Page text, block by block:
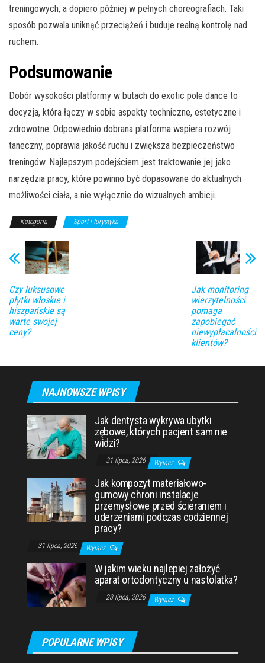
treningowych, a dopiero później w pełnych choreografiach. Taki
sposób pozwala uniknąć przeciążeń i buduje realną kontrolę nad
ruchem.
Podsumowanie
Dobór wysokości platformy w butach do exotic pole dance to
decyzja, która łączy w sobie aspekty techniczne, estetyczne i
zdrowotne. Odpowiednio dobrana platforma wspiera rozwój
taneczny, poprawia jakość ruchu i zwiększa bezpieczeństwo
treningów. Najlepszym podejściem jest traktowanie jej jako
narzędzia pracy, które powinno być dopasowane do aktualnych
możliwości ciała, a nie wyłącznie do wizualnych ambicji.
Kategoria Sport i turystyka
Czy luksusowe
płytki włoskie i
hiszpańskie są
warte swojej
ceny?
Jak monitoring
wierzytelności
pomaga
zapobiegać
niewypłacalności
klientów?
NAJNOWSZE WPISY
Jak dentysta wykrywa ubytki
zębowe, których pacjent sam nie
widzi?
31 lipca, 2026 Wyłącz
Jak kompozyt materiałowo-
gumowy chroni instalacje
przemysłowe przed ścieraniem i
uderzeniami podczas codziennej
pracy?
31 lipca, 2026 Wyłącz
W jakim wieku najlepiej założyć
aparat ortodontyczny u nastolatka?
28 lipca, 2026 Wyłącz
POPULARNE WPISY